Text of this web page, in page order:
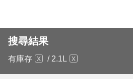
搜尋結果
有庫存 / 2.1L